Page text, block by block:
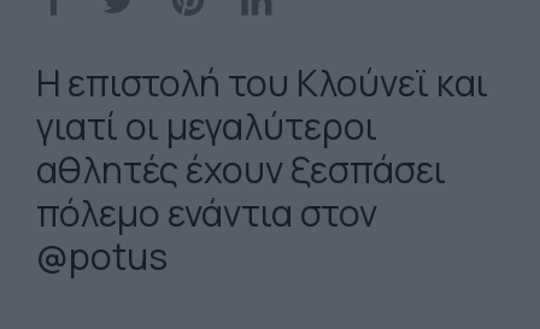
Η επιστολή του Κλούνεϊ και
γιατί οι μεγαλύτεροι
αθλητές έχουν ξεσπάσει
πόλεμο ενάντια στον
@potus